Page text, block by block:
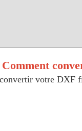
Comment
votre